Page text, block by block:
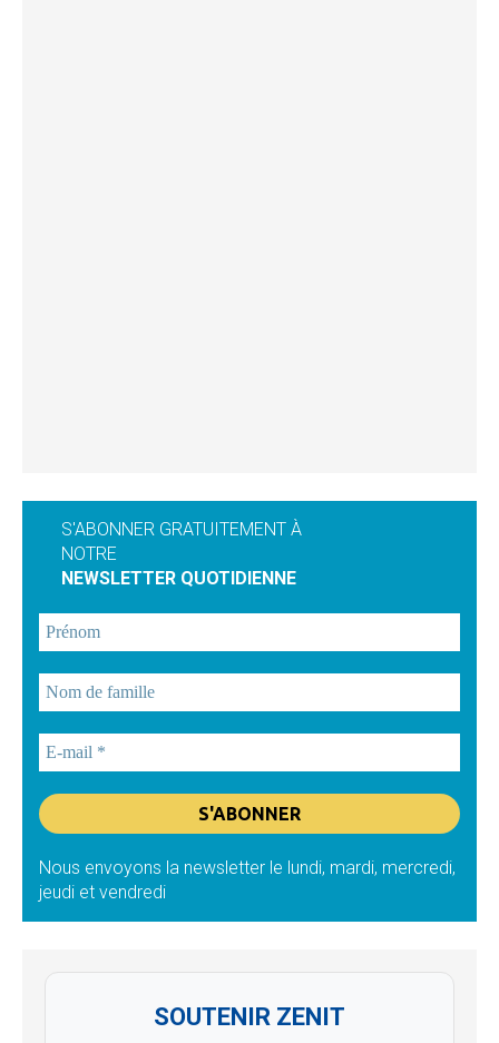
S'ABONNER GRATUITEMENT À
NOTRE
NEWSLETTER QUOTIDIENNE
Nous envoyons la newsletter le lundi, mardi, mercredi,
jeudi et vendredi
SOUTENIR ZENIT